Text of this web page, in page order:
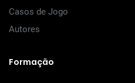
Casos de Jogo
Autores
Formação